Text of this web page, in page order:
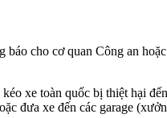
cho cơ quan Công an
xe toàn quốc bị thiệt hại
đưa xe đến các garage